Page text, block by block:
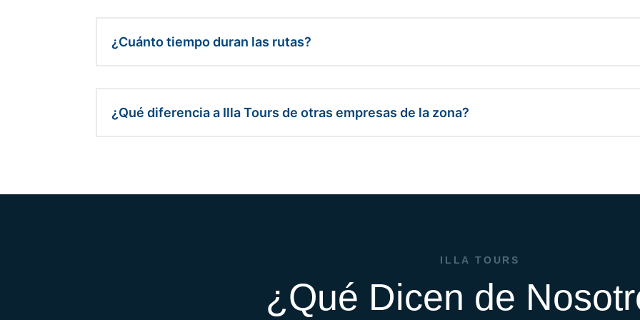
¿Cuánto tiempo duran las rutas?
¿Qué diferencia a Illa Tours de otras empresas de la zona?
ILLA TOURS
¿Qué Dicen de